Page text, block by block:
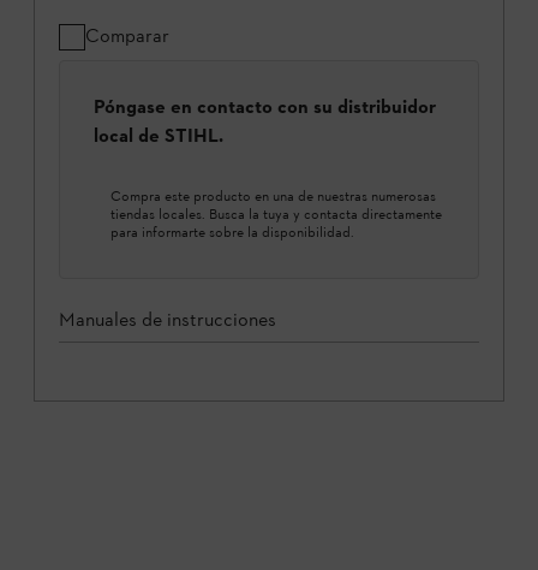
Comparar
Póngase en contacto con su distribuidor
local de STIHL.
Compra este producto en una de nuestras numerosas
tiendas locales. Busca la tuya y contacta directamente
para informarte sobre la disponibilidad.
Manuales de instrucciones